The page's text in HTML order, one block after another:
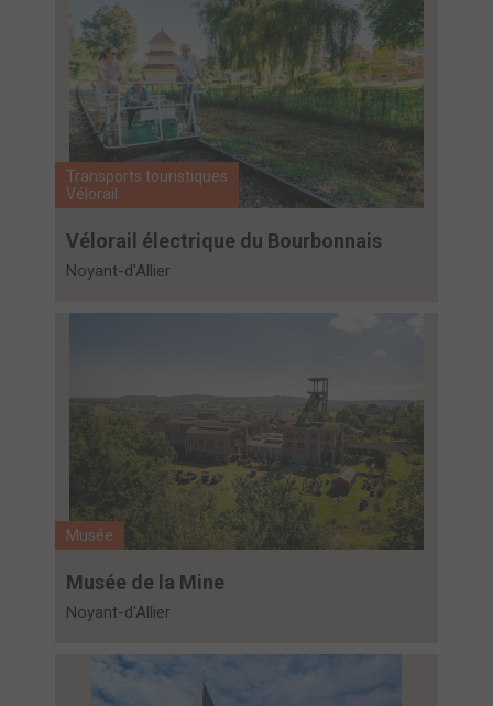
Transports touristiques
Vélorail
Vélorail électrique du Bourbonnais
Noyant-d'Allier
Musée
Musée de la Mine
Noyant-d'Allier